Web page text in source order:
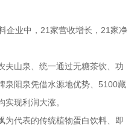
企业中，21家营收增长，21家净
夫山泉、统一通过无糖茶饮、功
泉阳泉凭借水源地优势、5100藏
现利润大涨。
为代表的传统植物蛋白饮料、即